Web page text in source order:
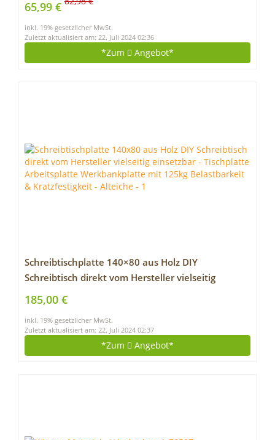
65,99 €
inkl. 19% gesetzlicher MwSt.
Zuletzt aktualisiert am: 22. Juli 2024 02:36
*Zum Angebot*
Schreibtischplatte 140×80 aus Holz DIY
Schreibtisch direkt vom Hersteller vielseitig
einsetzbar – Tischplatte Arbeitsplatte
Werkbankplatte mit 125kg Belastbarkeit &
Kratzfestigkeit – Alteiche
185,00 €
inkl. 19% gesetzlicher MwSt.
Zuletzt aktualisiert am: 22. Juli 2024 02:37
*Zum Angebot*